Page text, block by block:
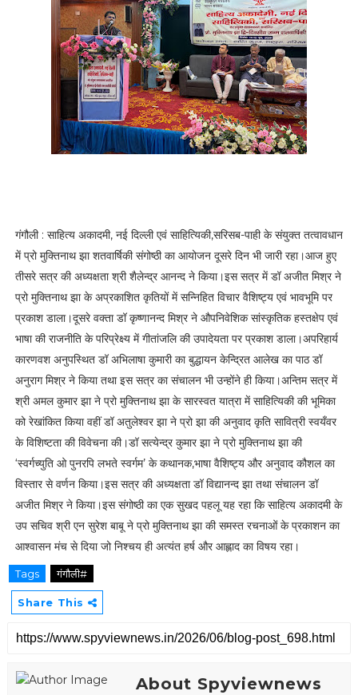
गंगौली : साहित्य अकादमी, नई दिल्ली एवं साहित्यिकी,सरिसब-पाही के संयुक्त तत्वावधान
में प्रो मुक्तिनाथ झा शतवार्षिकी संगोष्ठी का आयोजन दूसरे दिन भी जारी रहा।आज हुए
तीसरे सत्र की अध्यक्षता श्री शैलेन्द्र आनन्द ने किया।इस सत्र में डॉ अजीत मिश्र ने
प्रो मुक्तिनाथ झा के अप्रकाशित कृतियों में सन्निहित विचार वैशिष्ट्य एवं भावभूमि पर
प्रकाश डाला।दूसरे वक्ता डॉ कृष्णानन्द मिश्र ने औपनिवेशिक सांस्कृतिक हस्तक्षेप एवं
भाषा की राजनीति के परिप्रेक्ष्य में गीतांजलि की उपादेयता पर प्रकाश डाला।अपरिहार्य
कारणवश अनुपस्थित डॉ अभिलाषा कुमारी का बुद्धायन केन्द्रित आलेख का पाठ डॉ
अनुराग मिश्र ने किया तथा इस सत्र का संचालन भी उन्होंने ही किया।अन्तिम सत्र में
श्री अमल कुमार झा ने प्रो मुक्तिनाथ झा के सारस्वत यात्रा में साहित्यिकी की भूमिका
को रेखांकित किया वहीं डॉ अतुलेश्वर झा ने प्रो झा की अनुवाद कृति सावित्री स्वयँवर
के विशिष्टता की विवेचना की।डॉ सत्येन्द्र कुमार झा ने प्रो मुक्तिनाथ झा की
‘स्वर्गच्युति ओ पुनरपि लभते स्वर्गम’ के कथानक,भाषा वैशिष्ट्य और अनुवाद कौशल का
विस्तार से वर्णन किया।इस सत्र की अध्यक्षता डॉ विद्यानन्द झा तथा संचालन डॉ
अजीत मिश्र ने किया।इस संगोष्ठी का एक सुखद पहलू यह रहा कि साहित्य अकादमी के
उप सचिव श्री एन सुरेश बाबू ने प्रो मुक्तिनाथ झा की समस्त रचनाओं के प्रकाशन का
आश्वासन मंच से दिया जो निश्चय ही अत्यंत हर्ष और आह्लाद का विषय रहा।
Tags गंगौली#
Share This
About Spyviewnews